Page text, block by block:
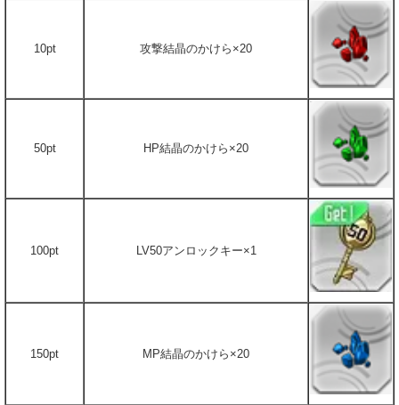
10pt 攻撃結晶のかけら×20
50pt HP結晶のかけら×20
100pt LV50アンロックキー×1
150pt MP結晶のかけら×20